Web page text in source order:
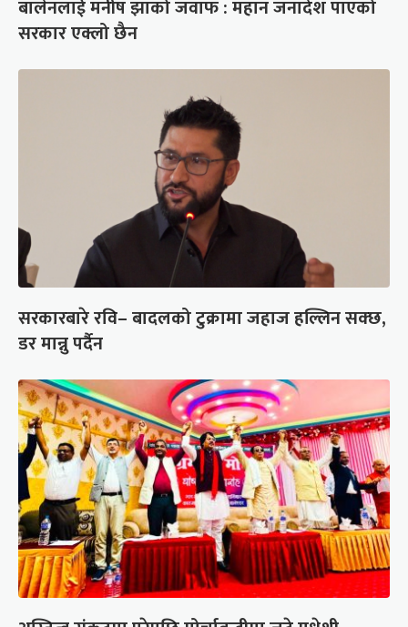
बालेनलाई मनीष झाको जवाफ : महान जनादेश पाएको
सरकार एक्लो छैन
सरकारबारे रवि– बादलको टुक्रामा जहाज हल्लिन सक्छ,
डर मान्नु पर्दैन